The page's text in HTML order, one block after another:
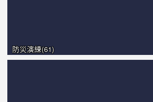
防災演練(61)